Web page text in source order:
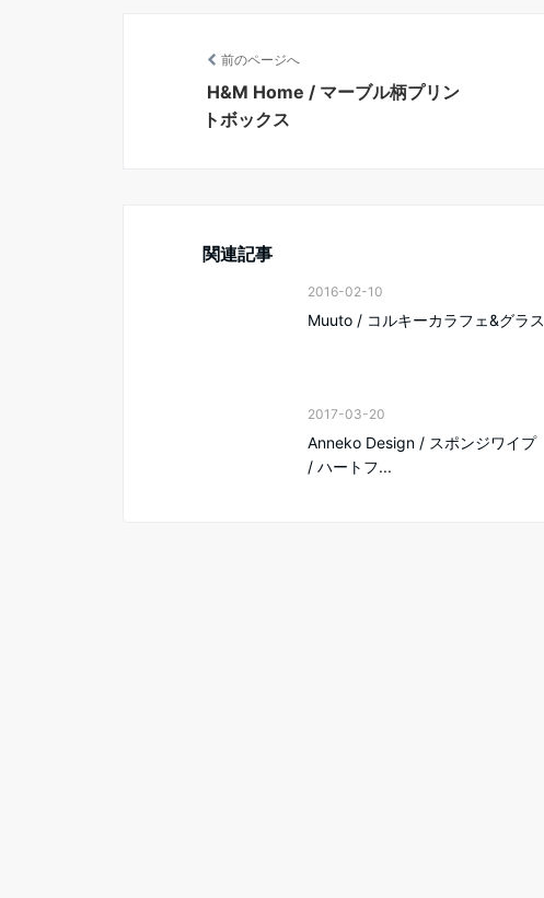
前のページへ
H&M Home / マーブル柄プリン
トボックス
関連記事
2016-02-10
Muuto / コルキーカラフェ&グラス
2017-03-20
Anneko Design / スポンジワイプ
/ ハートフ...